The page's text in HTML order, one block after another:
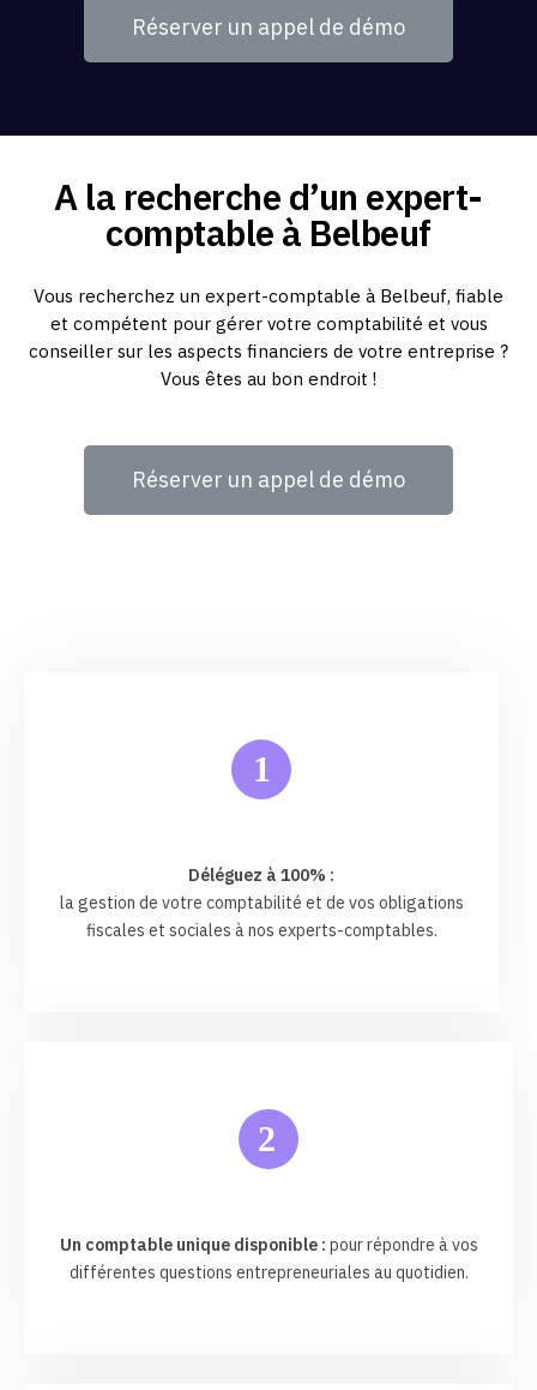
Réserver un appel de démo
A la recherche d’un expert-
comptable à Belbeuf
Vous recherchez un expert-comptable à Belbeuf, fiable
et compétent pour gérer votre comptabilité et vous
conseiller sur les aspects financiers de votre entreprise ?
Vous êtes au bon endroit !
Réserver un appel de démo
1
Déléguez à 100% :
la gestion de votre comptabilité et de vos obligations
fiscales et sociales à nos experts-comptables.
2
Un comptable unique disponible : pour répondre à vos
différentes questions entrepreneuriales au quotidien.